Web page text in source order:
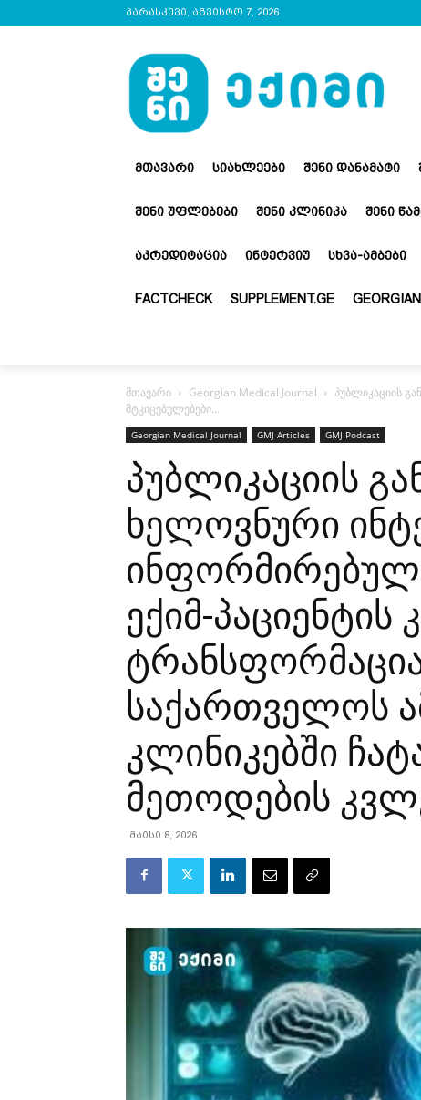
პარასკევი, აგვისტო 7, 2026
ᲛᲗᲐᲕᲐᲠᲘ ᲡᲘᲐᲮᲚᲔᲔᲑᲘ ᲨᲔᲜᲘ ᲓᲐᲜᲐᲛᲐᲢᲘ
ᲨᲔᲜᲘ ᲣᲤᲚᲔᲑᲔᲑᲘ ᲨᲔᲜᲘ ᲙᲚᲘᲜᲘᲙᲐ ᲨᲔᲜᲘ
ᲐᲙᲠᲔᲓᲘᲢᲐᲪᲘᲐ ᲘᲜᲢᲔᲠᲕᲘᲣ ᲡᲮᲕᲐ-ᲐᲛᲑᲔᲑᲘ
FACTCHECK SUPPLEMENT.GE
მთავარი Georgian Medical Journal
პუბლიკაციის
მტკიცებულებები...
Georgian Medical Journal GMJ Articles GMJ Podcast
პუბლიკაციის
ხელოვნური
ექიმ-პაციენტის
საქართველოს
კლინიკებში
მეთოდების
მაისი 8, 2026